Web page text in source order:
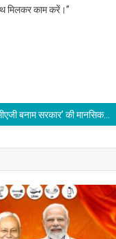
मिलकर काम करें।’’
‘सीएजी बनाम सरकार’ की मानसिकता बदल गई है: पी.एम. मोदी